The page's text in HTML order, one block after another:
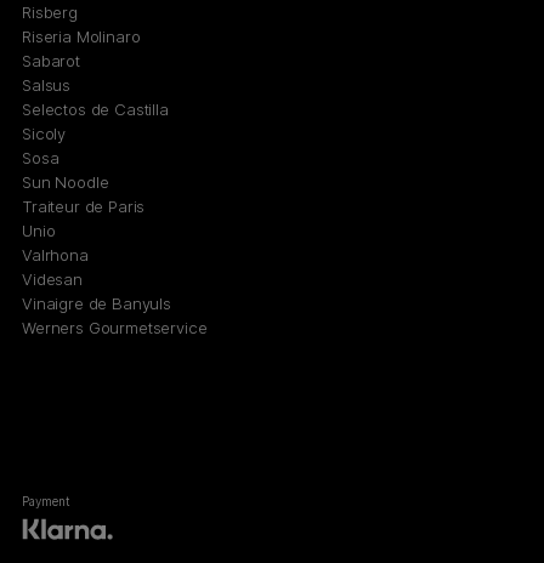
Risberg
Riseria Molinaro
Sabarot
Salsus
Selectos de Castilla
Sicoly
Sosa
Sun Noodle
Traiteur de Paris
Unio
Valrhona
Videsan
Vinaigre de Banyuls
Werners Gourmetservice
Payment